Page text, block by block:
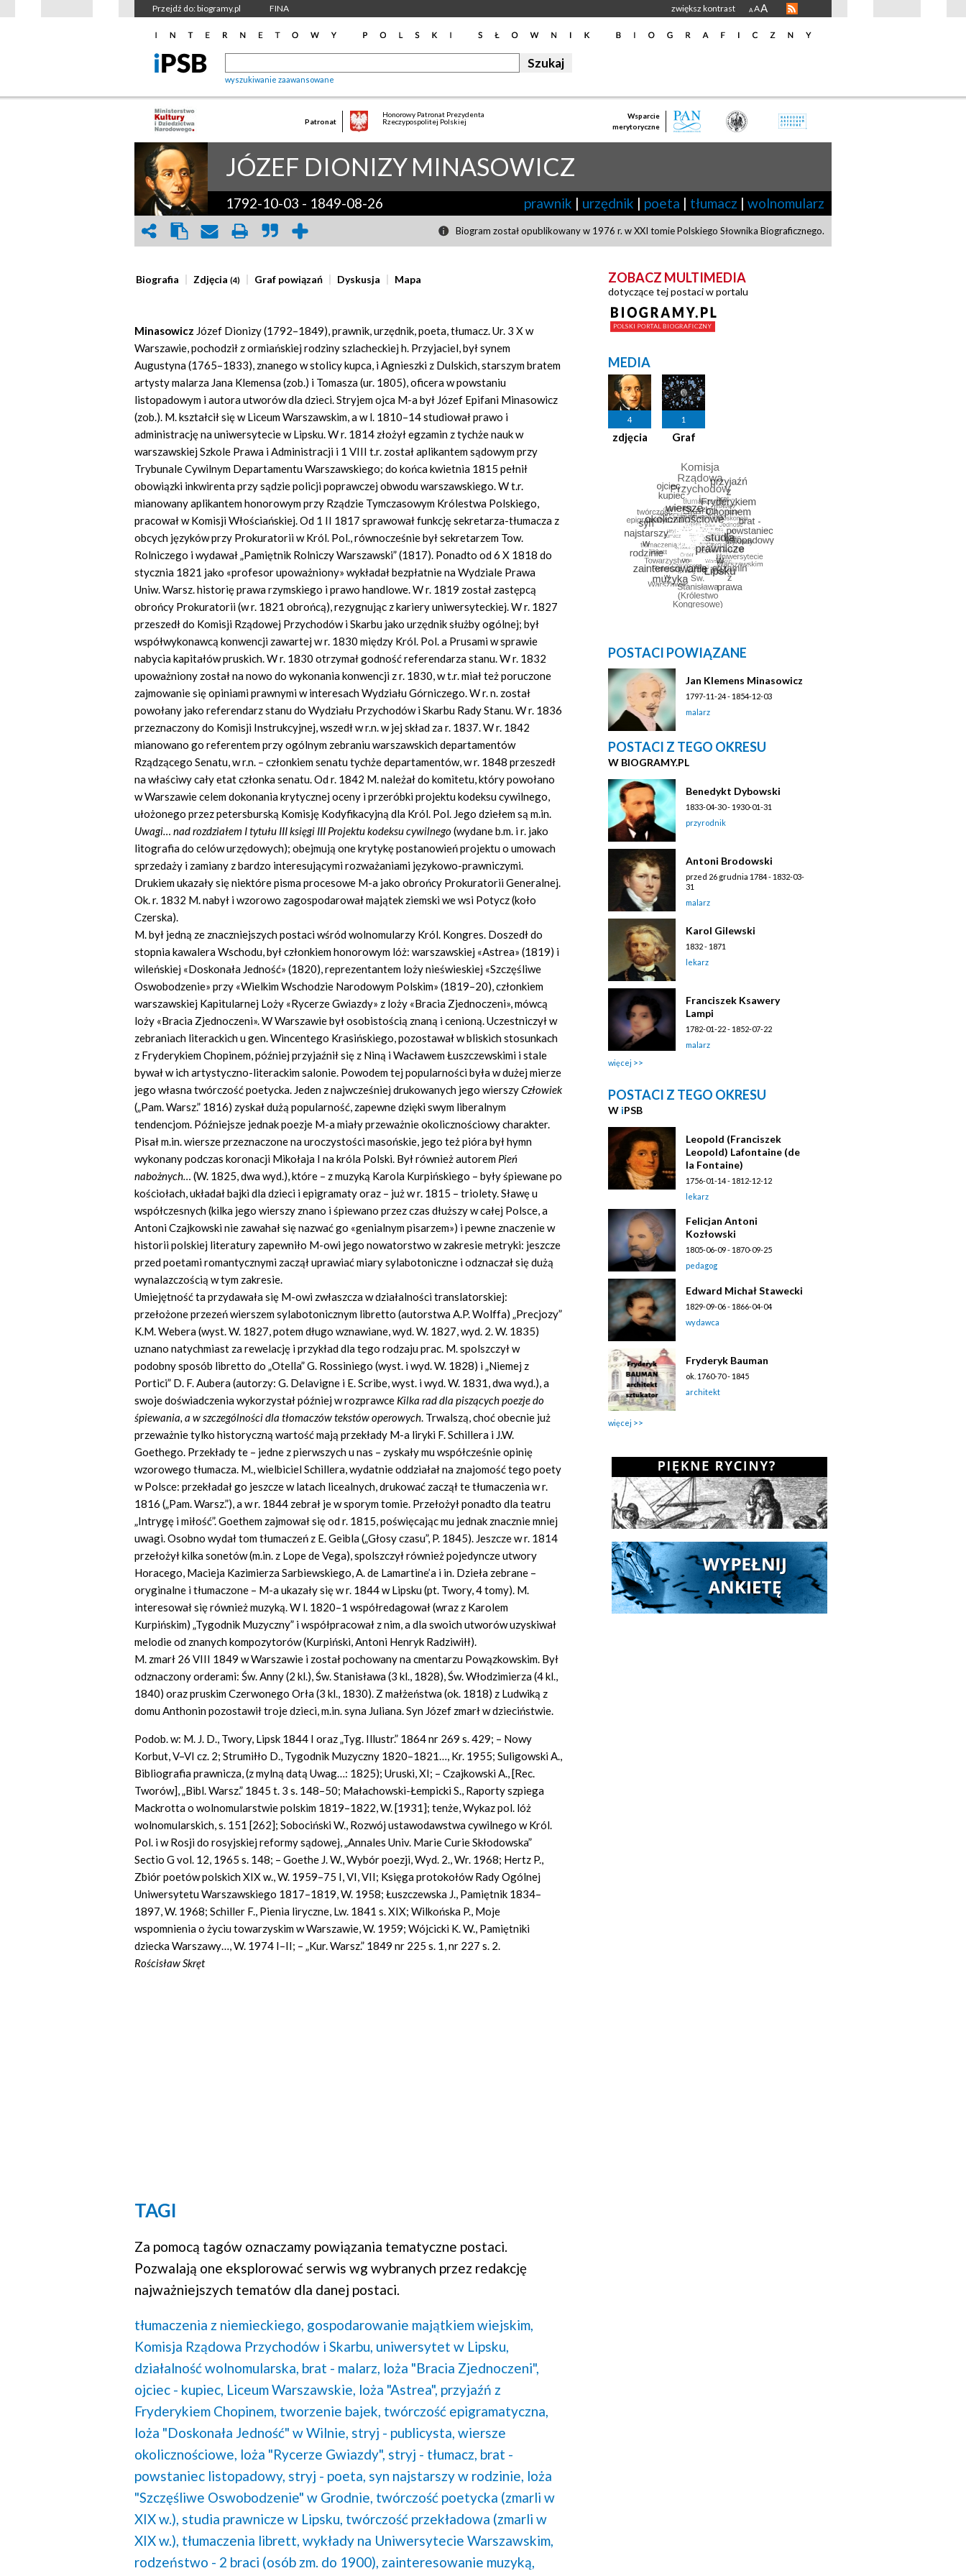
Przejdź do: biogramy.pl FINA zwiększ kontrast A AA
wyszukiwanie zaawansowane
Patronat
Honorowy Patronat Prezydenta
Rzeczypospolitej Polskiej
Wsparcie
merytoryczne
JÓZEF DIONIZYMINASOWICZ
1792-10-03 - 1849-08-26 prawnik | urzędnik | poeta | tłumacz | wolnomularz
Biogram został opublikowany w 1976 r. w XXI tomie Polskiego Słownika Biograficznego.
Biografia Zdjęcia(4) Graf powiązań Dyskusja Mapa
Minasowicz Józef Dionizy (1792–1849), prawnik, urzędnik, poeta, tłumacz. Ur. 3 X w
Warszawie, pochodził z ormiańskiej rodziny szlacheckiej h. Przyjaciel, był synem
Augustyna (1765–1833), znanego w stolicy kupca, i Agnieszki z Dulskich, starszym bratem
artysty malarza Jana Klemensa (zob.) i Tomasza (ur. 1805), oficera w powstaniu
listopadowym i autora utworów dla dzieci. Stryjem ojca M-a był Józef Epifani Minasowicz
(zob.). M. kształcił się w Liceum Warszawskim, a w l. 1810–14 studiował prawo i
administrację na uniwersytecie w Lipsku. W r. 1814 złożył egzamin z tychże nauk w
warszawskiej Szkole Prawa i Administracji i 1 VIII t.r. został aplikantem sądowym przy
Trybunale Cywilnym Departamentu Warszawskiego; do końca kwietnia 1815 pełnił
obowiązki inkwirenta przy sądzie policji poprawczej obwodu warszawskiego. W t.r.
mianowany aplikantem honorowym przy Rządzie Tymczasowym Królestwa Polskiego,
pracował w Komisji Włościańskiej. Od 1 II 1817 sprawował funkcję sekretarza-tłumacza z
obcych języków przy Prokuratorii w Król. Pol., równocześnie był sekretarzem Tow.
Rolniczego i wydawał „Pamiętnik Rolniczy Warszawski” (1817). Ponadto od 6 X 1818 do
stycznia 1821 jako «profesor upoważniony» wykładał bezpłatnie na Wydziale Prawa
Uniw. Warsz. historię prawa rzymskiego i prawo handlowe. W r. 1819 został zastępcą
obrońcy Prokuratorii (w r. 1821 obrońcą), rezygnując z kariery uniwersyteckiej. W r. 1827
przeszedł do Komisji Rządowej Przychodów i Skarbu jako urzędnik służby ogólnej; był
współwykonawcą konwencji zawartej w r. 1830 między Król. Pol. a Prusami w sprawie
nabycia kapitałów pruskich. W r. 1830 otrzymał godność referendarza stanu. W r. 1832
upoważniony został na nowo do wykonania konwencji z r. 1830, w t.r. miał też poruczone
zajmowanie się opiniami prawnymi w interesach Wydziału Górniczego. W r. n. został
powołany jako referendarz stanu do Wydziału Przychodów i Skarbu Rady Stanu. W r. 1836
przeznaczony do Komisji Instrukcyjnej, wszedł w r.n. w jej skład za r. 1837. W r. 1842
mianowano go referentem przy ogólnym zebraniu warszawskich departamentów
Rządzącego Senatu, w r.n. – członkiem senatu tychże departamentów, w r. 1848 przeszedł
na właściwy cały etat członka senatu. Od r. 1842 M. należał do komitetu, który powołano
w Warszawie celem dokonania krytycznej oceny i przeróbki projektu kodeksu cywilnego,
ułożonego przez petersburską Komisję Kodyfikacyjną dla Król. Pol. Jego dziełem są m.in.
Uwagi… nad rozdziałem I tytułu III księgi III Projektu kodeksu cywilnego(wydane b.m. i r. jako
litografia do celów urzędowych); obejmują one krytykę postanowień projektu o umowach
sprzedaży i zamiany z bardzo interesującymi rozważaniami językowo-prawniczymi.
Drukiem ukazały się niektóre pisma procesowe M-a jako obrońcy Prokuratorii Generalnej.
Ok. r. 1832 M. nabył i wzorowo zagospodarował majątek ziemski we wsi Potycz (koło
Czerska).
M. był jedną ze znaczniejszych postaci wśród wolnomularzy Król. Kongres. Doszedł do
stopnia kawalera Wschodu, był członkiem honorowym lóż: warszawskiej «Astrea» (1819) i
wileńskiej «Doskonała Jedność» (1820), reprezentantem loży nieświeskiej «Szczęśliwe
Oswobodzenie» przy «Wielkim Wschodzie Narodowym Polskim» (1819–20), członkiem
warszawskiej Kapitularnej Loży «Rycerze Gwiazdy» z loży «Bracia Zjednoczeni», mówcą
loży «Bracia Zjednoczeni». W Warszawie był osobistością znaną i cenioną. Uczestniczył w
zebraniach literackich u gen. Wincentego Krasińskiego, pozostawał w bliskich stosunkach
z Fryderykiem Chopinem, później przyjaźnił się z Niną i Wacławem Łuszczewskimi i stale
bywał w ich artystyczno-literackim salonie. Powodem tej popularności była w dużej mierze
jego własna twórczość poetycka. Jeden z najwcześniej drukowanych jego wierszyCzłowiek
(„Pam. Warsz.” 1816) zyskał dużą popularność, zapewne dzięki swym liberalnym
tendencjom. Późniejsze jednak poezje M-a miały przeważnie okolicznościowy charakter.
Pisał m.in. wiersze przeznaczone na uroczystości masońskie, jego też pióra był hymn
wykonany podczas koronacji Mikołaja I na króla Polski. Był również autorem Pień
nabożnych… (W. 1825, dwa wyd.), które – z muzyką Karola Kurpińskiego – były śpiewane po
kościołach, układał bajki dla dzieci i epigramaty oraz – już w r. 1815 – triolety. Sławę u
współczesnych (kilka jego wierszy znano i śpiewano przez czas dłuższy w całej Polsce, a
Antoni Czajkowski nie zawahał się nazwać go «genialnym pisarzem») i pewne znaczenie w
historii polskiej literatury zapewniło M-owi jego nowatorstwo w zakresie metryki: jeszcze
przed poetami romantycznymi zaczął uprawiać miary sylabotoniczne i odznaczał się dużą
wynalazczością w tym zakresie.
Umiejętność ta przydawała się M-owi zwłaszcza w działalności translatorskiej:
przełożone przezeń wierszem sylabotonicznym libretto (autorstwa A.P. Wolffa) „Precjozy”
K.M. Webera (wyst. W. 1827, potem długo wznawiane, wyd. W. 1827, wyd. 2. W. 1835)
uznano natychmiast za rewelację i przykład dla tego rodzaju prac. M. spolszczył w
podobny sposób libretto do „Otella” G. Rossiniego (wyst. i wyd. W. 1828) i „Niemej z
Portici” D. F. Aubera (autorzy: G. Delavigne i E. Scribe, wyst. i wyd. W. 1831, dwa wyd.), a
swoje doświadczenia wykorzystał później w rozprawce Kilka rad dla piszących poezje do
śpiewania, a w szczególności dla tłomaczów tekstów operowych. Trwalszą, choć obecnie już
przeważnie tylko historyczną wartość mają przekłady M-a liryki F. Schillera i J.W.
Goethego. Przekłady te – jedne z pierwszych u nas – zyskały mu współcześnie opinię
wzorowego tłumacza. M., wielbiciel Schillera, wydatnie oddziałał na znajomość tego poety
w Polsce: przekładał go jeszcze w latach licealnych, drukować zaczął te tłumaczenia w r.
1816 („Pam. Warsz.”), a w r. 1844 zebrał je w sporym tomie. Przełożył ponadto dla teatru
„Intrygę i miłość”. Goethem zajmował się od r. 1815, poświęcając mu jednak znacznie mniej
uwagi. Osobno wydał tom tłumaczeń z E. Geibla („Głosy czasu”, P. 1845). Jeszcze w r. 1814
przełożył kilka sonetów (m.in. z Lope de Vega), spolszczył również pojedyncze utwory
Horacego, Macieja Kazimierza Sarbiewskiego, A. de Lamartine’a i in. Dzieła zebrane –
oryginalne i tłumaczone – M-a ukazały się w r. 1844 w Lipsku (pt. Twory, 4 tomy). M.
interesował się również muzyką. W l. 1820–1 współredagował (wraz z Karolem
Kurpińskim) „Tygodnik Muzyczny” i współpracował z nim, a dla swoich utworów uzyskiwał
melodie od znanych kompozytorów (Kurpiński, Antoni Henryk Radziwiłł).
M. zmarł 26 VIII 1849 w Warszawie i został pochowany na cmentarzu Powązkowskim. Był
odznaczony orderami: Św. Anny (2 kl.), Św. Stanisława (3 kl., 1828), Św. Włodzimierza (4 kl.,
1840) oraz pruskim Czerwonego Orła (3 kl., 1830). Z małżeństwa (ok. 1818) z Ludwiką z
domu Anthonin pozostawił troje dzieci, m.in. syna Juliana. Syn Józef zmarł w dzieciństwie.
Podob. w: M. J. D., Twory, Lipsk 1844 I oraz „Tyg. Illustr.” 1864 nr 269 s. 429; – Nowy
Korbut, V–VI cz. 2; Strumiłło D., Tygodnik Muzyczny 1820–1821…, Kr. 1955; Suligowski A.,
Bibliografia prawnicza, (z mylną datą Uwag…: 1825); Uruski, XI; – Czajkowski A., [Rec.
Tworów], „Bibl. Warsz.” 1845 t. 3 s. 148–50; Małachowski-Łempicki S., Raporty szpiega
Mackrotta o wolnomularstwie polskim 1819–1822, W. [1931]; tenże, Wykaz pol. lóż
wolnomularskich, s. 151 [262]; Sobociński W., Rozwój ustawodawstwa cywilnego w Król.
Pol. i w Rosji do rosyjskiej reformy sądowej, „Annales Univ. Marie Curie Skłodowska”
Sectio G vol. 12, 1965 s. 148; – Goethe J. W., Wybór poezji, Wyd. 2., Wr. 1968; Hertz P.,
Zbiór poetów polskich XIX w., W. 1959–75 I, VI, VII; Księga protokołów Rady Ogólnej
Uniwersytetu Warszawskiego 1817–1819, W. 1958; Łuszczewska J., Pamiętnik 1834–
1897, W. 1968; Schiller F., Pienia liryczne, Lw. 1841 s. XIX; Wilkońska P., Moje
wspomnienia o życiu towarzyskim w Warszawie, W. 1959; Wójcicki K. W., Pamiętniki
dziecka Warszawy…, W. 1974 I–II; – „Kur. Warsz.” 1849 nr 225 s. 1, nr 227 s. 2.
Rościsław Skręt
TAGI
Za pomocą tagów oznaczamy powiązania tematyczne postaci.
Pozwalają one eksplorować serwis wg wybranych przez redakcję
najważniejszych tematów dla danej postaci.
tłumaczenia z niemieckiego, gospodarowanie majątkiem wiejskim,
Komisja Rządowa Przychodów i Skarbu, uniwersytet w Lipsku,
działalność wolnomularska, brat - malarz, loża "Bracia Zjednoczeni",
ojciec - kupiec, Liceum Warszawskie, loża "Astrea", przyjaźń z
Fryderykiem Chopinem, tworzenie bajek, twórczość epigramatyczna,
loża "Doskonała Jedność" w Wilnie, stryj - publicysta, wiersze
okolicznościowe, loża "Rycerze Gwiazdy", stryj - tłumacz, brat -
powstaniec listopadowy, stryj - poeta, syn najstarszy w rodzinie, loża
"Szczęśliwe Oswobodzenie" w Grodnie, twórczość poetycka (zmarli w
XIX w.), studia prawnicze w Lipsku, twórczość przekładowa (zmarli w
XIX w.), tłumaczenia librett, wykłady na Uniwersytecie Warszawskim,
rodzeństwo - 2 braci (osób zm. do 1900), zainteresowanie muzyką,
ZOBACZ MULTIMEDIA
dotyczące tej postaci w portalu
MEDIA
4
zdjęcia
1
Graf
POSTACI POWIĄZANE
Jan Klemens Minasowicz
1797-11-24 - 1854-12-03
malarz
POSTACI Z TEGO OKRESU
W BIOGRAMY.PL
Benedykt Dybowski
1833-04-30 - 1930-01-31
przyrodnik
Antoni Brodowski
przed 26 grudnia 1784 - 1832-03-
31
malarz
Karol Gilewski
1832 - 1871
lekarz
Franciszek Ksawery
Lampi
1782-01-22 - 1852-07-22
malarz
więcej
POSTACI Z TEGO OKRESU
W iPSB
Leopold (Franciszek
Leopold) Lafontaine (de
la Fontaine)
1756-01-14 - 1812-12-12
lekarz
Felicjan Antoni
Kozłowski
1805-06-09 - 1870-09-25
pedagog
Edward Michał Stawecki
1829-09-06 - 1866-04-04
wydawca
Fryderyk Bauman
ok. 1760-70 - 1845
architekt
więcej